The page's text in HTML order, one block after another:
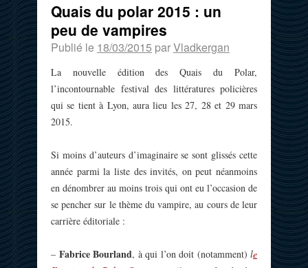
Quais du polar 2015 : un
peu de vampires
Publié le 18/03/2015 parVladkergan
La nouvelle édition des Quais du Polar,
l’incontournable festival des littératures policières
qui se tient à Lyon, aura lieu les 27, 28 et 29 mars
2015.
Si moins d’auteurs d’imaginaire se sont glissés cette
année parmi la liste des invités, on peut néanmoins
en dénombrer au moins trois qui ont eu l’occasion de
se pencher sur le thème du vampire, au cours de leur
carrière éditoriale :
– Fabrice Bourland, à qui l’on doit (notamment) le